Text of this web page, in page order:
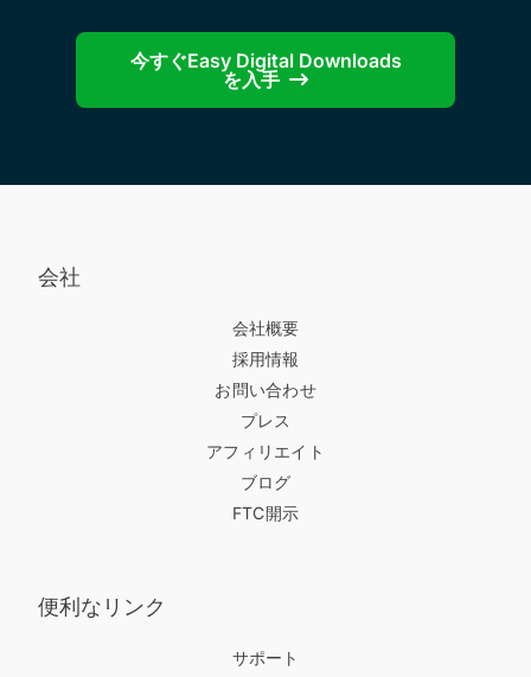
今すぐEasy Digital Downloads
を入手
会社
会社概要
採用情報
お問い合わせ
プレス
アフィリエイト
ブログ
FTC開示
便利なリンク
サポート